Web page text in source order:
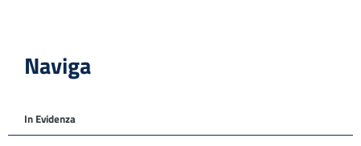
Naviga
In Evidenza